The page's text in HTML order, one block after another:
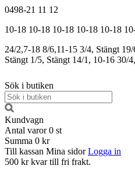
0498-21 11 12
10-18 10-18 10-18 10-18 10-18
24/2,7-18 8/6,11-15 3/4, Stängt
Stängt 1/5, Stängt 14/1, 10-16 30/
Sök i butiken
Kundvagn
Antal varor 0 st
Summa 0 kr
Till kassan Mina sidor Logga in
500 kr kvar till fri frakt.